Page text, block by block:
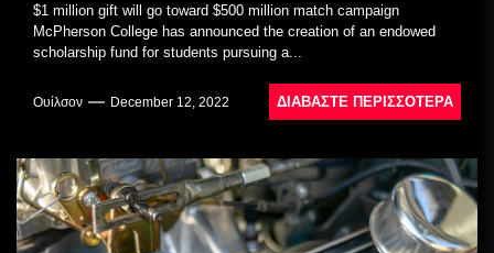
$1 million gift will go toward $500 million match campaign
McPherson College has announced the creation of an endowed
scholarship fund for students pursuing a...
Ουίλσον December 12, 2022 ΔΙΑΒΆΣΤΕ ΠΕΡΙΣΣΌΤΕΡΑ